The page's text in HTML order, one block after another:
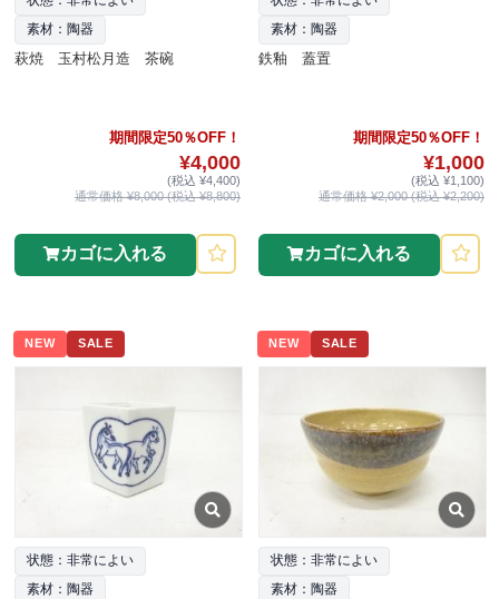
素材：陶器
萩焼 玉村松月造 茶碗
期間限定50％OFF！
¥4,000
(税込 ¥4,400)
通常価格 ¥8,000 (税込 ¥8,800)
カゴに入れる
素材：陶器
鉄釉 蓋置
期間限定50％OFF！
¥1,000
(税込 ¥1,100)
通常価格 ¥2,000 (税込 ¥2,200)
カゴに入れる
NEW SALE
状態：非常によい
素材：陶器
NEW SALE
状態：非常によい
素材：陶器